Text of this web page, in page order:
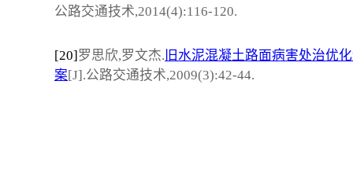
公路交通技术,2014(4):116-120.
[20] 罗思欣,罗文杰. 旧水泥混凝土路面病害处治优
案[J].公路交通技术,2009(3):42-44.